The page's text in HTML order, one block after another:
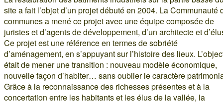
site a fait l’objet d’un projet débuté en 2004. La Communauté
communes a mené ce projet avec une équipe composée de
juristes et d’agents de développement, d’un architecte et
Ce projet est une référence en termes de sobriété
d’aménagement, en s’appuyant sur l’histoire des lieux.
était de mener une transition : nouveau modèle économique,
nouvelle façon d’habiter… sans oublier le caractère
Grâce à la reconnaissance des richesses présentes et à la
concertation entre les habitants et les élus de la vallée, la